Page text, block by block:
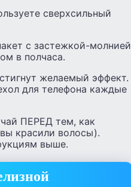
сверхсильный
с застежкой-молнией
в полчаса.
желаемый эффект.
для телефона каждые
ПЕРЕД тем, как
красили волосы).
выше.